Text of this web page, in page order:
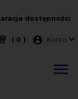
dostępności
( 0 ) Menu
Konto